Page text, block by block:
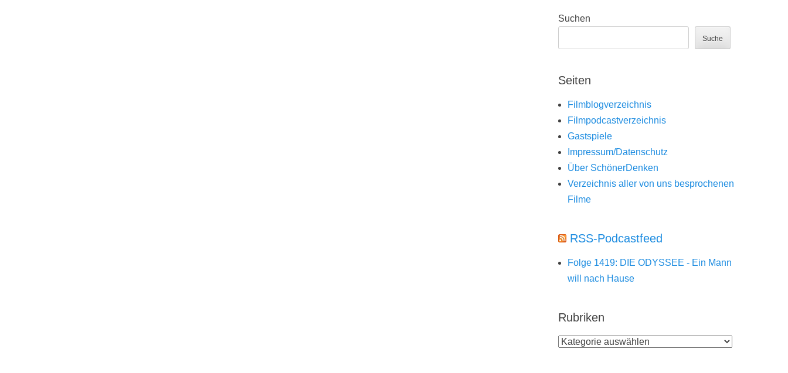
Suchen
Suche
Seiten
Filmblogverzeichnis
Filmpodcastverzeichnis
Gastspiele
Impressum/Datenschutz
Über SchönerDenken
Verzeichnis aller von uns besprochenen
Filme
RSS-Podcastfeed
Folge 1419: DIE ODYSSEE - Ein Mann
will nach Hause
Rubriken
Rubriken